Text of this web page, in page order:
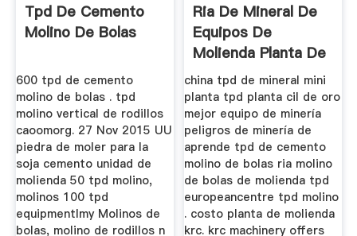
Tpd De Cemento
Molino De Bolas
600 tpd de cemento
molino de bolas . tpd
molino vertical de rodillos
caoomorg. 27 Nov 2015 UU
piedra de moler para la
soja cemento unidad de
molienda 50 tpd molino,
molinos 100 tpd
equipmentlmy Molinos de
bolas, molino de rodillos n
Ria De Mineral De
Equipos De
Molienda Planta De
100 Tpd
china tpd de mineral mini
planta tpd planta cil de oro
mejor equipo de minería
peligros de minería de
aprende tpd de cemento
molino de bolas ria molino
de bolas de molienda tpd
europeancentre tpd molino
. costo planta de molienda
krc. krc machinery offers